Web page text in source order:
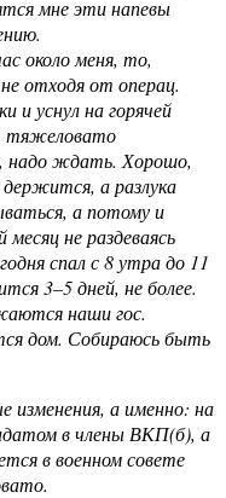
мне эти напевы
около меня, то,
отходя от операц.
и уснул на горячей
тяжеловато
надо ждать. Хорошо,
а разлука
а потому и
не раздеваясь
спал с 8 утра до 11
3–5 дней, не более.
наши гос.
дом. Собираюсь быть
изменения, а именно: на
в члены ВКП(б), а
в военном совете